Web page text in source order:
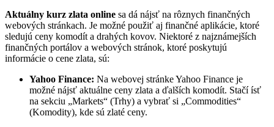
Aktuálny kurz zlata online sa dá nájsť na rôznych finančných
webových stránkach. Je možné použiť aj finančné aplikácie, ktoré
sledujú ceny komodít a drahých kovov. Niektoré z najznámejších
finančných portálov a webových stránok, ktoré poskytujú
informácie o cene zlata, sú:
Yahoo Finance: Na webovej stránke Yahoo Finance je
možné nájsť aktuálne ceny zlata a ďalších komodít. Stačí ísť
na sekciu „Markets“ (Trhy) a vybrať si „Commodities“
(Komodity), kde sú zlaté ceny.